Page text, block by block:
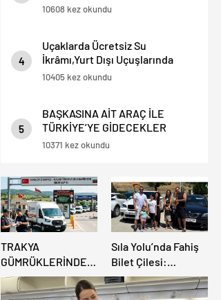
10608 kez okundu
4
Uçaklarda Ücretsiz Su
İkrâmı,Yurt Dışı Uçuşlarında
Sınırlı Yolculara Yapılacak.
10405 kez okundu
5
BAŞKASINA AİT ARAÇ İLE
TÜRKİYE’YE GİDECEKLER
DİKKAT ! BU HABERİ OKUMADAN
10371 kez okundu
TRAKYA
GÜMRÜKLERİNDE
BÜYÜK
RAHATLAMA:
Sıla Yolu’nda Fahiş
Bilet Çilesi:
Avrupalı Türkler
Karayollarına Akın